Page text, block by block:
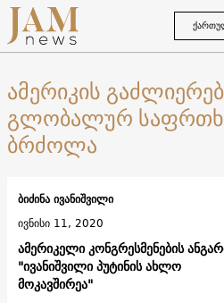
ამერიკის
გლობალურ
ბრძოლა
ამერიკელი კონგრესმენების
"ივანიშვილი პუტინის ახლო
მოკავშირეა"
ბიძინა ივანიშვილი
ივნისი 11, 2020